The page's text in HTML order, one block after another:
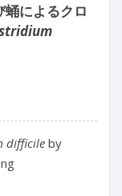
によるクロ
difficile by